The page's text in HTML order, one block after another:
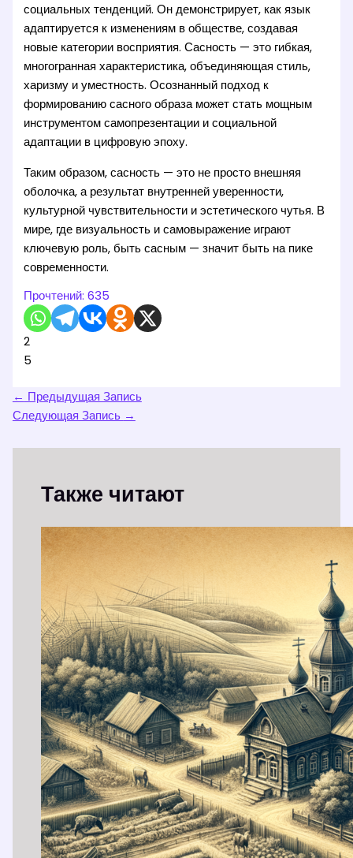
социальных тенденций. Он демонстрирует, как язык
адаптируется к изменениям в обществе, создавая
новые категории восприятия. Сасность — это гибкая,
многогранная характеристика, объединяющая стиль,
харизму и уместность. Осознанный подход к
формированию сасного образа может стать мощным
инструментом самопрезентации и социальной
адаптации в цифровую эпоху.
Таким образом, сасность — это не просто внешняя
оболочка, а результат внутренней уверенности,
культурной чувствительности и эстетического чутья. В
мире, где визуальность и самовыражение играют
ключевую роль, быть сасным — значит быть на пике
современности.
Прочтений: 635
2
5
← Предыдущая Запись
Следующая Запись →
Также читают